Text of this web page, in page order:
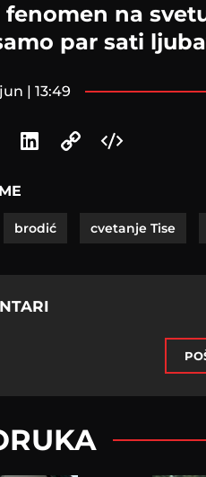
na
par sati
| 13:49
brodić cvetanje Tise